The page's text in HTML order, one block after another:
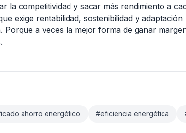
la competitividad y sacar más rendimiento a
exige rentabilidad, sostenibilidad y
Porque a veces la mejor forma de ganar
ahorro energético #eficiencia energética